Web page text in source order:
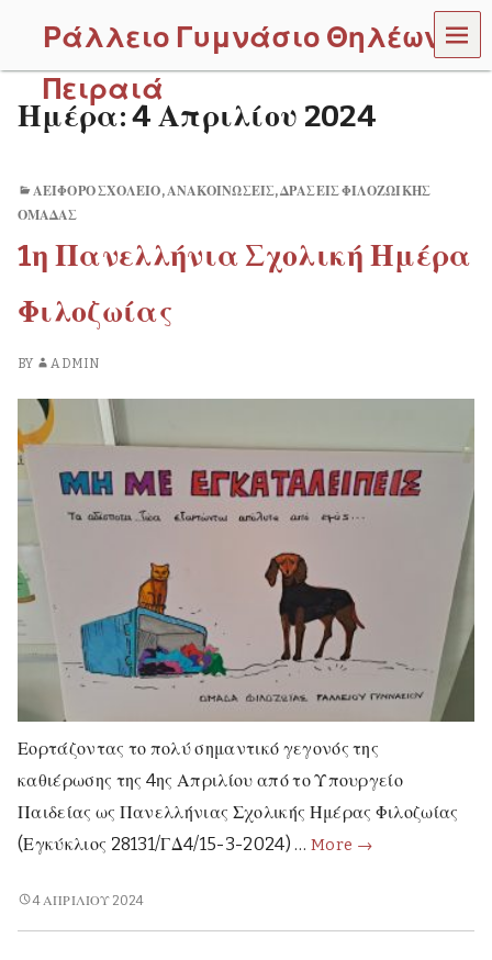
Ράλλειο Γυμνάσιο Θηλέων
Πειραιά
MEN
U
Ημέρα:4 Απριλίου 2024
ΑΕΙΦΌΡΟ ΣΧΟΛΕΊΟ,ΑΝΑΚΟΙΝΏΣΕΙΣ,ΔΡΆΣΕΙΣ ΦΙΛΟΖΩΙΚΉΣ
ΟΜΆΔΑΣ
1η Πανελλήνια Σχολική Ημέρα
Φιλοζωίας
BY ADMIN
Εορτάζοντας το πολύ σημαντικό γεγονός της
καθιέρωσης της 4ης Απριλίου από το Υπουργείο
Παιδείας ως Πανελλήνιας Σχολικής Ημέρας Φιλοζωίας
(Εγκύκλιος 28131/ΓΔ4/15-3-2024) … More
1η
Ημέρα
→
1Η4 ΑΠΡΙΛΊΟΥ 2024